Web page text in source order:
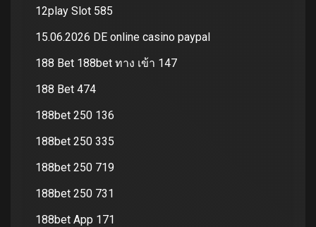
12play Slot 585
15.06.2026 DE online casino paypal
188 Bet 188bet ทาง เข้า 147
188 Bet 474
188bet 250 136
188bet 250 335
188bet 250 719
188bet 250 731
188bet App 171